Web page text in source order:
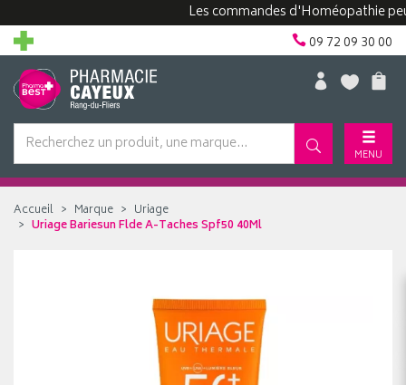
Les commandes d'Homéopathie
09 72 09 30 00
MENU
Accueil Marque
Uriage
Uriage Bariesun Flde A-Taches Spf50 40Ml